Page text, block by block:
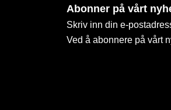
Abonner på vårt
Skriv inn din e-
Ved å abonnere på vårt